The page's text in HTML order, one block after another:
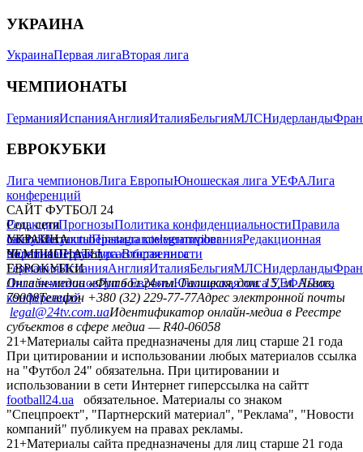
УКРАИНА
УкраинаПервая лигаВторая лига
ЧЕМПИОНАТЫ
ГерманияИспанияАнглияИталияБельгияМЛСНидерланды
ЕВРОКУБКИ
Лига чемпионовЛига ЕвропыЮношеская лига УЕФАЛига
конференций
САЙТ ФУТБОЛ 24
РедакцияПрогнозыПолитика конфиденциальностиПравила
сайтуКонтактыПравила комментированияРедакционная
политикаСтруктура собственности
Соц. сети
facebookxyoutubeinstagramtelegramviber
УКРАИНА
УкраинаПервая лигаВторая лига
ЧЕМПИОНАТЫ
ГерманияИспанияАнглияИталияБельгияМЛСНидерланды
ЕВРОКУБКИ
Лига чемпионовЛига ЕвропыЮношеская лига УЕФАЛига
конференций
Онлайн-медиа «Футбол 24»пл. Галицкая, дом. 15, м. Львов,
79008Телефон +380 (32) 229-77-77Адрес электронной почты
legal@24tv.com.uaИдентификатор онлайн-медиа в Реестре
субъектов в сфере медиа — R40-06058
21+Материалы сайта предназначены для лиц старше 21 года
При цитировании и использовании любых материалов ссылка
на "Футбол 24" обязательна. При цитировании и
использовании в сети Интернет гиперссылка на сайтт
football24.ua
обязательное. Материалы со знаком
"Спецпроект", "Партнерский материал", "Реклама", "Новости
компаний" публикуем на правах рекламы.
21+Материалы сайта предназначены для лиц старше 21 года